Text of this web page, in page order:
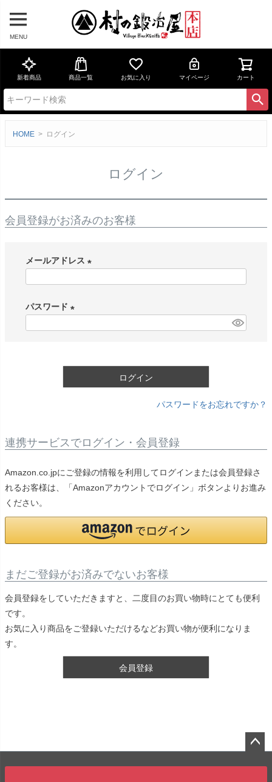
MENU
新着商品 商品一覧 お気に入り マイページ カート
HOME ログイン
ログイン
会員登録がお済みのお客様
メールアドレス
パスワード
ログイン
パスワードをお忘れですか？
連携サービスでログイン・会員登録
Amazon.co.jpにご登録の情報を利用してログインまたは会員登録さ
れるお客様は、「Amazonアカウントでログイン」ボタンよりお進み
ください。
まだご登録がお済みでないお客様
会員登録をしていただきますと、二度目のお買い物時にとても便利
です。
お気に入り商品をご登録いただけるなどお買い物が便利になりま
す。
会員登録